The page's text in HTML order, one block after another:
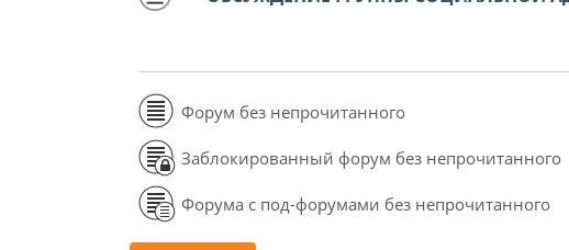
Форум без непрочитанного
Заблокированный форум без непрочитанного
Форума с под-форумами без непрочитанного